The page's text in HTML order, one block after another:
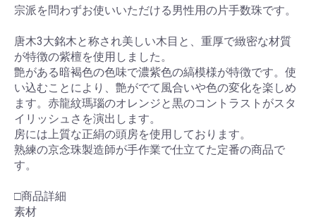
宗派を問わずお使いいただける男性用の片手数珠です。
唐木3大銘木と称され美しい木目と、重厚で緻密な材質
が特徴の紫檀を使用しました。
艶がある暗褐色の色味で濃紫色の縞模様が特徴です。使
い込むことにより、艶がでて風合いや色の変化を楽しめ
ます。赤龍紋瑪瑙のオレンジと黒のコントラストがスタ
イリッシュさを演出します。
房には上質な正絹の頭房を使用しております。
熟練の京念珠製造師が手作業で仕立てた定番の商品で
す。
□商品詳細
素材